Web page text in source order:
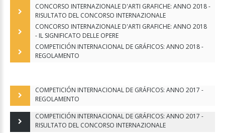
CONCORSO INTERNAZIONALE D'ARTI GRAFICHE: ANNO 2018 -
RISULTATO DEL CONCORSO INTERNAZIONALE
CONCORSO INTERNAZIONALE D'ARTI GRAFICHE: ANNO 2018
- IL SIGNIFICATO DELLE OPERE
COMPETICIÓN INTERNACIONAL DE GRÁFICOS: ANNO 2018 -
REGOLAMENTO
COMPETICIÓN INTERNACIONAL DE GRÁFICOS: ANNO 2017 -
REGOLAMENTO
COMPETICIÓN INTERNACIONAL DE GRÁFICOS: ANNO 2017 -
RISULTATO DEL CONCORSO INTERNAZIONALE